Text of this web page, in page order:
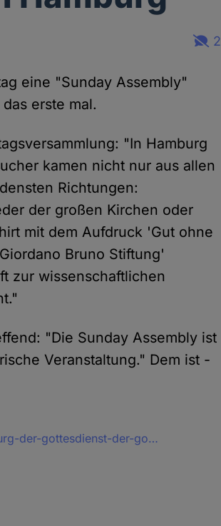
2
eine "Sunday Assembly"
erste mal.
"In Hamburg
kamen nicht nur aus allen
Richtungen:
der großen Kirchen oder
mit dem Aufdruck 'Gut ohne
Bruno Stiftung'
zur wissenschaftlichen
"Die Sunday Assembly ist
Veran­staltung." Dem ist -
der-gottesdienst-der-go…